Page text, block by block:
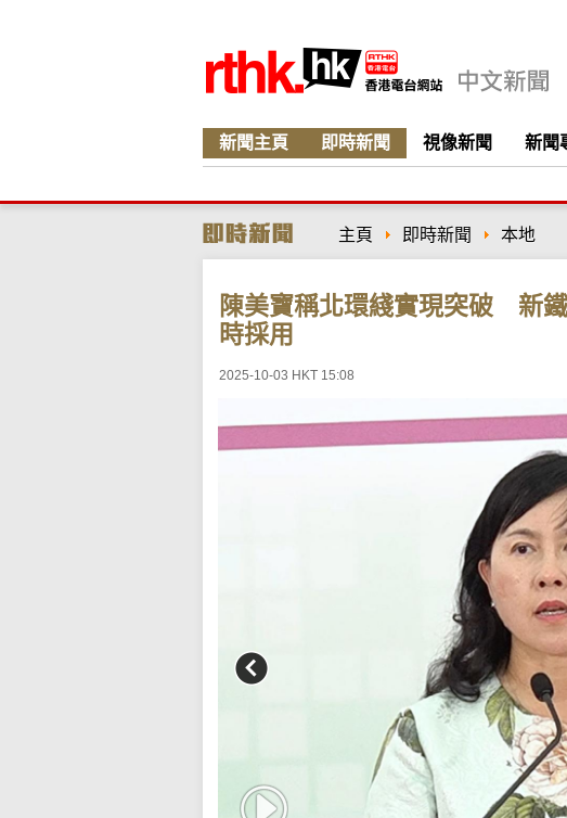
新聞主頁 即時新聞 視像新聞 新聞
主頁 即時新聞 本地
陳美寶稱北環綫實現突破 新
時採用
2025-10-03 HKT 15:08